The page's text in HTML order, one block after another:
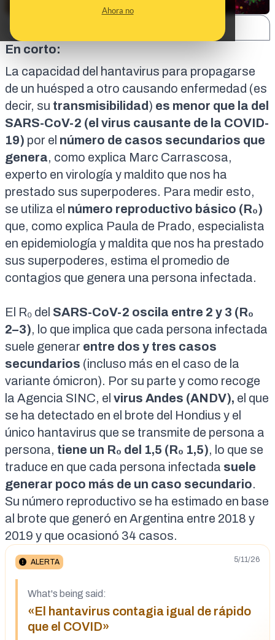
Ahora no
En corto:
La capacidad del hantavirus para propagarse
de un huésped a otro causando enfermedad (es
decir, su transmisibilidad) es menor que la del
SARS-CoV-2 (el virus causante de la COVID-
19) por el número de casos secundarios que
genera, como explica Marc Carrascosa,
experto en virología y maldito que nos ha
prestado sus superpoderes. Para medir esto,
se utiliza el número reproductivo básico (R₀)
que, como explica Paula de Prado, especialista
en epidemiología y maldita que nos ha prestado
sus superpoderes, estima el promedio de
contagios que genera una persona infectada.
El R₀ del SARS-CoV-2 oscila entre 2 y 3 (R₀
2–3), lo que implica que cada persona infectada
suele generar entre dos y tres casos
secundarios (incluso más en el caso de la
variante ómicron). Por su parte y como recoge
la Agencia SINC, el virus Andes (ANDV), el que
se ha detectado en el brote del Hondius y el
único hantavirus que se transmite de persona a
persona, tiene un R₀ del 1,5 (R₀ 1,5), lo que se
traduce en que cada persona infectada suele
generar poco más de un caso secundario.
Su número reproductivo se ha estimado en base
al brote que generó en Argentina entre 2018 y
2019 y que ocasionó 34 casos.
ALERTA 5/11/26
What's being said:
«El hantavirus contagia igual de rápido
que el COVID»